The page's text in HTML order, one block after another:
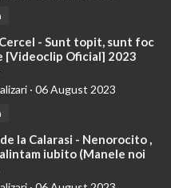
- Sunt topit, sunt foc
[Videoclip Oficial] 2023
· 06 August 2023
la Calarasi - Nenorocito ,
iubito (Manele noi